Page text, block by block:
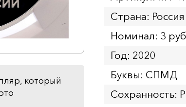
который
Страна: Россия
Номинал: 3
Год: 2020
Буквы: СПМД
Сохранность: